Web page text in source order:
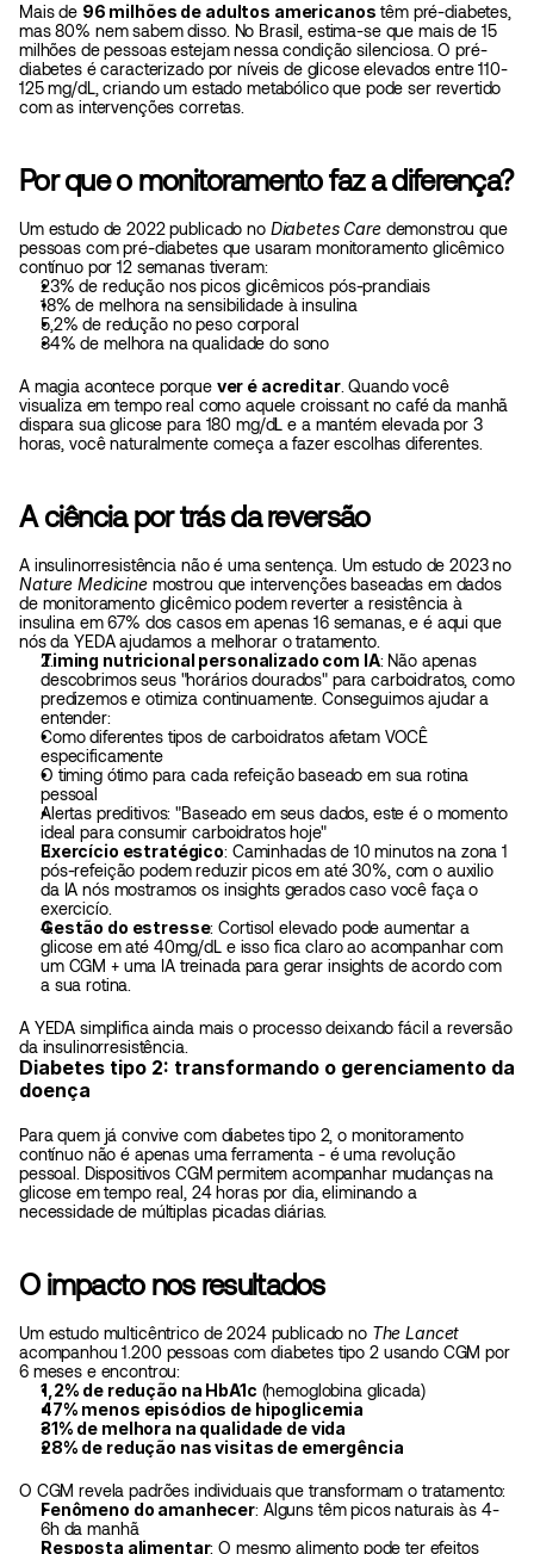
Mais de 96 milhões de adultos americanos têm pré-diabetes,
mas 80% nem sabem disso. No Brasil, estima-se que mais de 15
milhões de pessoas estejam nessa condição silenciosa. O pré-
diabetes é caracterizado por níveis de glicose elevados entre 110-
125 mg/dL, criando um estado metabólico que pode ser revertido
com as intervenções corretas.
Por que o monitoramento faz a diferença?
Um estudo de 2022 publicado no Diabetes Care demonstrou que
pessoas com pré-diabetes que usaram monitoramento glicêmico
contínuo por 12 semanas tiveram:
23% de redução nos picos glicêmicos pós-prandiais
18% de melhora na sensibilidade à insulina
5,2% de redução no peso corporal
34% de melhora na qualidade do sono
A magia acontece porque ver é acreditar. Quando você
visualiza em tempo real como aquele croissant no café da manhã
dispara sua glicose para 180 mg/dL e a mantém elevada por 3
horas, você naturalmente começa a fazer escolhas diferentes.
A ciência por trás da reversão
Nature Medicine mostrou que intervenções baseadas em dados
de monitoramento glicêmico podem reverter a resistência à
insulina em 67% dos casos em apenas 16 semanas, e é aqui que
nós da YEDA ajudamos a melhorar o tratamento.
Timing nutricional personalizado com IA: Não apenas
descobrimos seus "horários dourados" para carboidratos, como
predizemos e otimiza continuamente. Conseguimos ajudar a
entender:
Como diferentes tipos de carboidratos afetam VOCÊ
especificamente
O timing ótimo para cada refeição baseado em sua rotina
pessoal
Alertas preditivos: "Baseado em seus dados, este é o momento
ideal para consumir carboidratos hoje"
Exercício estratégico: Caminhadas de 10 minutos na zona 1
pós-refeição podem reduzir picos em até 30%, com o auxilio
da IA nós mostramos os insights gerados caso você faça o
exercicío.
Gestão do estresse: Cortisol elevado pode aumentar a
glicose em até 40mg/dL e isso fica claro ao acompanhar com
um CGM + uma IA treinada para gerar insights de acordo com
a sua rotina.
A YEDA simplifica ainda mais o processo deixando fácil a reversão
da insulinorresistência.
Diabetes tipo 2: transformando o gerenciamento da
doença
Para quem já convive com diabetes tipo 2, o monitoramento
contínuo não é apenas uma ferramenta - é uma revolução
pessoal. Dispositivos CGM permitem acompanhar mudanças na
glicose em tempo real, 24 horas por dia, eliminando a
necessidade de múltiplas picadas diárias.
O impacto nos resultados
Um estudo multicêntrico de 2024 publicado no The Lancet
acompanhou 1.200 pessoas com diabetes tipo 2 usando CGM por
6 meses e encontrou:
1,2% de redução na HbA1c (hemoglobina glicada)
47% menos episódios de hipoglicemia
31% de melhora na qualidade de vida
28% de redução nas visitas de emergência
O CGM revela padrões individuais que transformam o tratamento:
Fenômeno do amanhecer: Alguns têm picos naturais às 4-
6h da manhã
Resposta alimentar: O mesmo alimento pode ter efeitos